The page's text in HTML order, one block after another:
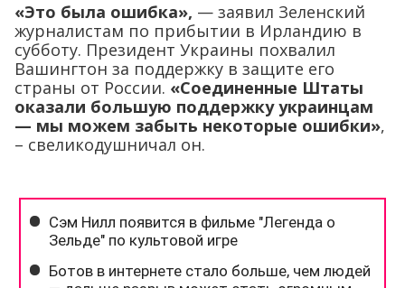
«Это была ошибка», — заявил Зеленский
журналистам по прибытии в Ирландию в
субботу. Президент Украины похвалил
Вашингтон за поддержку в защите его
страны от России. «Соединенные Штаты
оказали большую поддержку украинцам
— мы можем забыть некоторые ошибки»,
– свеликодушничал он.